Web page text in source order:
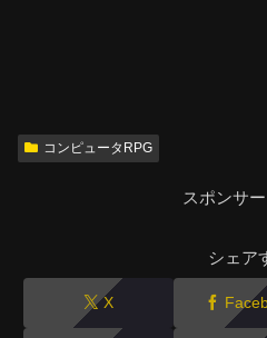
コンピュータRPG
スポンサ
シェア
X